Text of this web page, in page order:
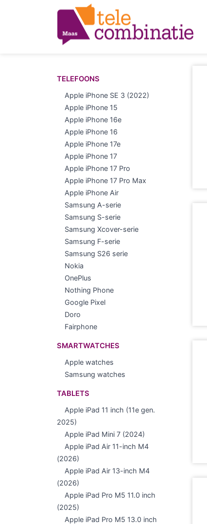
TELEFOONS
Apple iPhone SE 3 (2022)
Apple iPhone 15
Apple iPhone 16e
Apple iPhone 16
Apple iPhone 17e
Apple iPhone 17
Apple iPhone 17 Pro
Apple iPhone 17 Pro Max
Apple iPhone Air
Samsung A-serie
Samsung S-serie
Samsung Xcover-serie
Samsung F-serie
Samsung S26 serie
Nokia
OnePlus
Nothing Phone
Google Pixel
Doro
Fairphone
SMARTWATCHES
Apple watches
Samsung watches
TABLETS
Apple iPad 11 inch (11e gen.
2025)
Apple iPad Mini 7 (2024)
Apple iPad Air 11-inch M4
(2026)
Apple iPad Air 13-inch M4
(2026)
Apple iPad Pro M5 11.0 inch
(2025)
Apple iPad Pro M5 13.0 inch